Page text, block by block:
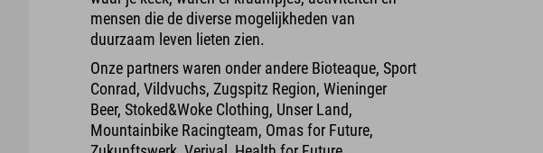
mensen die de diverse mogelijkheden van
duurzaam leven lieten zien.
Onze partners waren onder andere Bioteaque, Sport
Conrad, Vildvuchs, Zugspitz Region, Wieninger
Beer, Stoked&Woke Clothing, Unser Land,
Mountainbike Racingteam, Omas for Future,